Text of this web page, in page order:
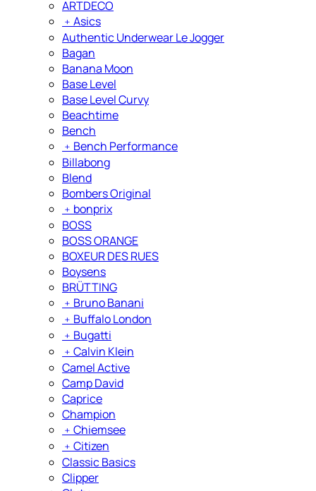
ARTDECO
﹢ Asics
Authentic Underwear Le Jogger
Bagan
Banana Moon
Base Level
Base Level Curvy
Beachtime
Bench
﹢ Bench Performance
Billabong
Blend
Bombers Original
﹢ bonprix
BOSS
BOSS ORANGE
BOXEUR DES RUES
Boysens
BRÜTTING
﹢ Bruno Banani
﹢ Buffalo London
﹢ Bugatti
﹢ Calvin Klein
Camel Active
Camp David
Caprice
Champion
﹢ Chiemsee
﹢ Citizen
Classic Basics
Clipper